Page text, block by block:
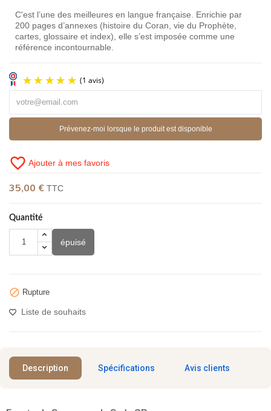
C'est l’une des meilleures en langue française. Enrichie par
200 pages d’annexes (histoire du Coran, vie du Prophète,
cartes, glossaire et index), elle s’est imposée comme une
référence incontournable.
Prévenez-moi lorsque le produit est disponible
favorite_border Ajouter à mes favoris
35,00 € TTC
Quantité
épuisé
 Rupture
Liste de souhaits
Description Spécifications Avis clients